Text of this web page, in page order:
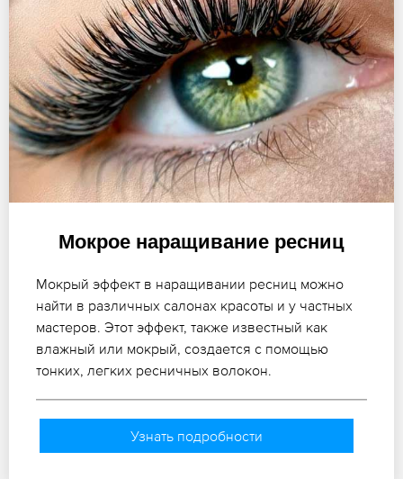
Мокрое наращивание ресниц
Мокрый эффект в наращивании ресниц можно
найти в различных салонах красоты и у частных
мастеров. Этот эффект, также известный как
влажный или мокрый, создается с помощью
тонких, легких ресничных волокон.
Узнать подробности